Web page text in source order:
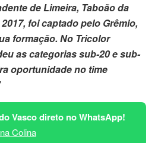
de Limeira, Taboão da
foi captado pelo Grêmio,
formação. No Tricolor
as categorias sub-20 e sub-
oportunidade no time
Vasco direto no WhatsApp!
Colina